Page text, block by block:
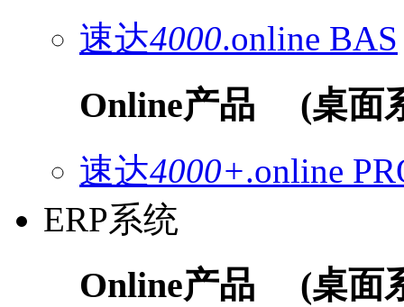
速达4000.online BAS
Online产品 (桌面
速达4000+.online
ERP系统
Online产品 (桌面